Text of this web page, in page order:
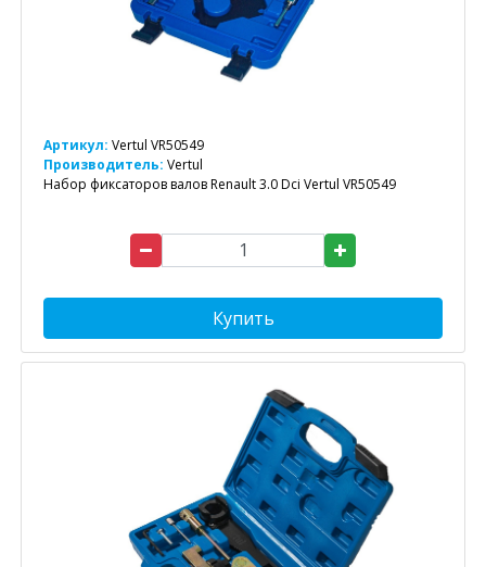
Артикул: Vertul VR50549
Производитель: Vertul
Набор фиксаторов валов Renault 3.0 Dci Vertul VR50549
Купить